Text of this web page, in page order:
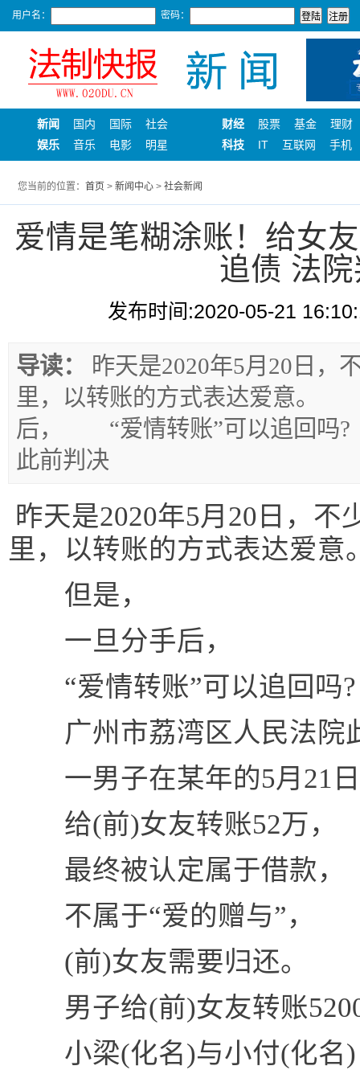
用户名： 密码：
新闻 国内 国际
社会
娱乐
音乐 电影 明星
财经 股票 基金
理财
科技
IT 互联网 手机
您当前的位置： 首页 > 新闻中心 > 社会新闻
爱情是笔糊涂账！给女
追债 法
发布时间:2020-05-21
导读：
昨天是2020年5月20日，
里，以转账的方式表达爱意
后， “爱情转账”可以追回吗
此前判决
昨天是2020年5月20日，
里，以转账的方式表达爱意
但是，
一旦分手后，
“爱情转账”可以追回吗?
广州市荔湾区人民法院
一男子在某年的5月21日
给(前)女友转账52万，
最终被认定属于借款，
不属于“爱的赠与”，
(前)女友需要归还。
男子给(前)女友转账
小梁(化名)与小付(化名)